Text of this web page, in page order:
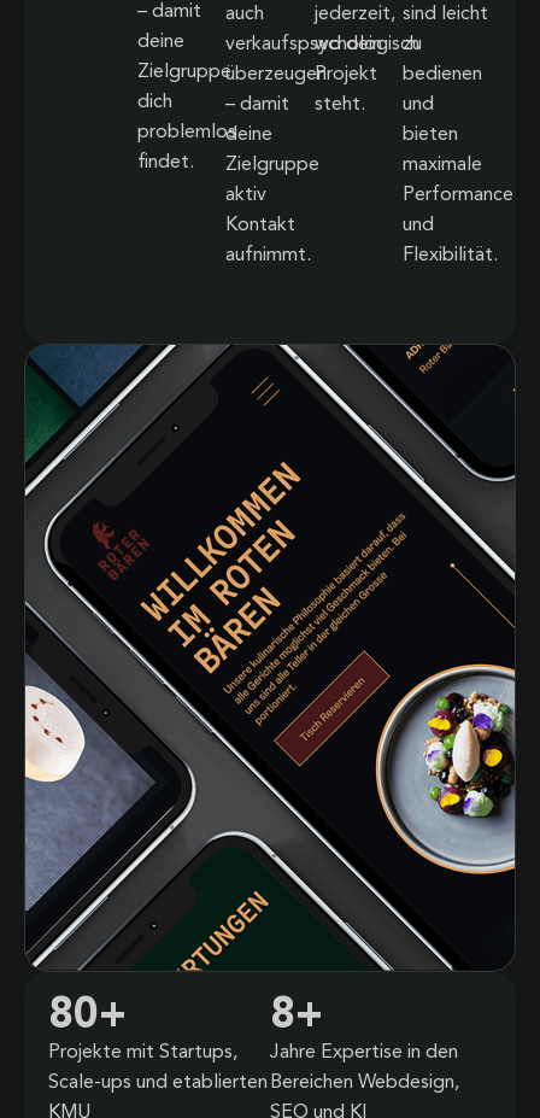
Projekte mit Startups,
Scale-ups und etablierten
KMU
80+
Jahre Expertise in den
Bereichen Webdesign,
SEO und KI
8+
– damit
deine
Zielgruppe
dich
problemlos
findet.
auch
verkaufspsychologisch
überzeugen
– damit
deine
Zielgruppe
aktiv
Kontakt
aufnimmt.
jederzeit,
wo dein
Projekt
steht.
sind leicht
zu
bedienen
und
bieten
maximale
Performance
und
Flexibilität.